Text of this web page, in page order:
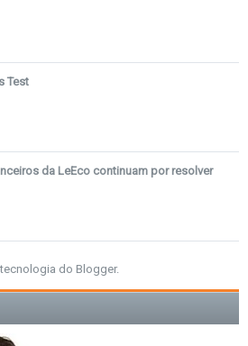
Test
da LeEco continuam por resolver
do Blogger.